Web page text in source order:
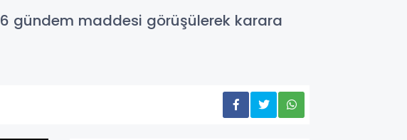
gündem maddesi görüşülerek karara